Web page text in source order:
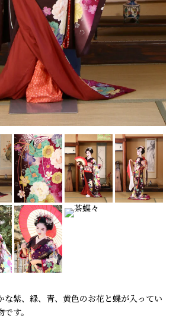
な紫、緑、青、黄色のお花と蝶が入ってい
す。